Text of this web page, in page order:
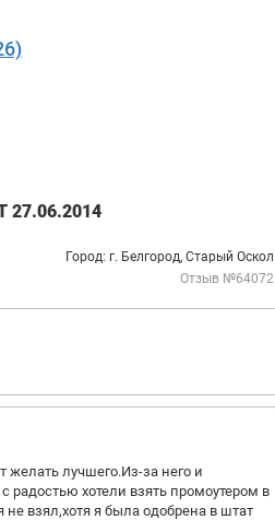
Город: г. Белгород, Старый Оскол
Отзыв №64072
желать лучшего.Из-за него и
хотели взять промоутером в
взял,хотя я была одобрена в штат